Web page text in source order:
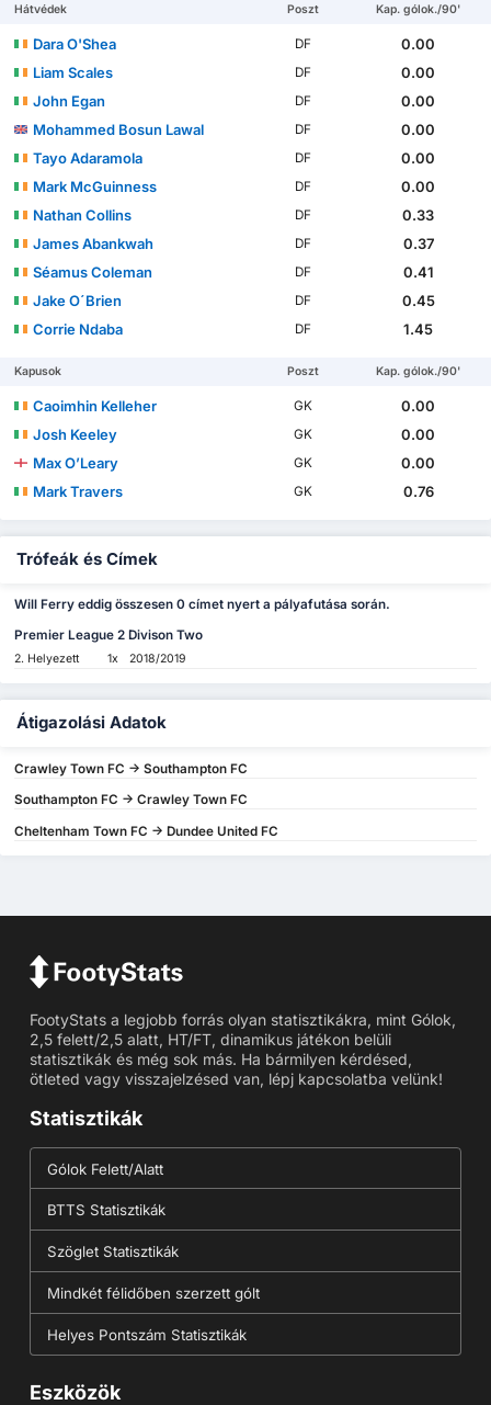
Hátvédek Poszt Kap. gólok./90'
Dara O'Shea DF
0.00
Liam Scales
DF
0.00
John Egan
DF
0.00
Mohammed Bosun Lawal
DF
0.00
Tayo Adaramola
DF
0.00
Mark McGuinness
DF
0.00
Nathan Collins
DF
0.33
James Abankwah
DF
0.37
Séamus Coleman
DF
0.41
Jake O´Brien
DF
0.45
Corrie Ndaba
DF 1.45
Kapusok Poszt Kap. gólok./90'
Caoimhin Kelleher GK
0.00
Josh Keeley
GK
0.00
Max O’Leary
GK
0.00
Mark Travers
GK 0.76
Trófeák és Címek
Will Ferry eddig összesen 0 címet nyert a pályafutása során.
Premier League 2 Divison Two
2. Helyezett 1x 2018/2019
Átigazolási Adatok
Crawley Town FC -> Southampton FC
Southampton FC -> Crawley Town FC
Cheltenham Town FC -> Dundee United FC
FootyStats a legjobb forrás olyan statisztikákra, mint Gólok,
2,5 felett/2,5 alatt, HT/FT, dinamikus játékon belüli
statisztikák és még sok más. Ha bármilyen kérdésed,
ötleted vagy visszajelzésed van, lépj kapcsolatba velünk!
Statisztikák
Gólok Felett/Alatt
BTTS Statisztikák
Szöglet Statisztikák
Mindkét félidőben szerzett gólt
Helyes Pontszám Statisztikák
Eszközök